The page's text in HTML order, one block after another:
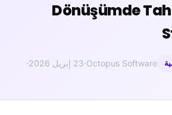
Dönüşümde
Octopus Software
·23 إبريل 2026
·